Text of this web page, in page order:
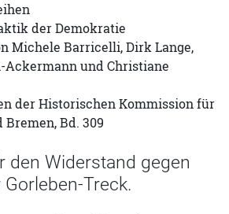
der Demokratie
Michele Barricelli, Dirk Lange,
Ackermann und Christiane
der Historischen Kommission für
Bd. 309
den Widerstand gegen
Treck.